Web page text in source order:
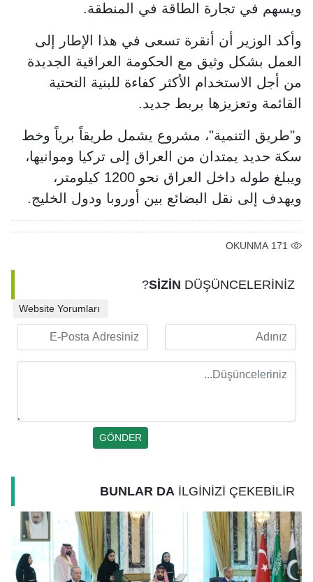
ويسهم في تجارة الطاقة في المنطقة.
وأكد الوزير أن أنقرة تسعى في هذا الإطار إلى
العمل بشكل وثيق مع الحكومة العراقية الجديدة
من أجل الاستخدام الأكثر كفاءة للبنية التحتية
القائمة وتعزيزها بربط جديد.
و"طريق التنمية"، مشروع يشمل طريقاً برياً وخط
سكة حديد يمتدان من العراق إلى تركيا وموانيها،
ويبلغ طوله داخل العراق نحو 1200 كيلومتر،
ويهدف إلى نقل البضائع بين أوروبا ودول الخليج.
171
OKUNMA
SİZİN DÜŞÜNCELERİNİZ?
BUNLAR DA İLGİNİZİ ÇEKEBİLİR